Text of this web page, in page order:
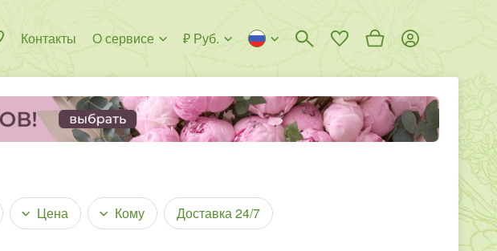
Контакты О сервисе ₽ Руб.
Цена Кому Доставка 24/7